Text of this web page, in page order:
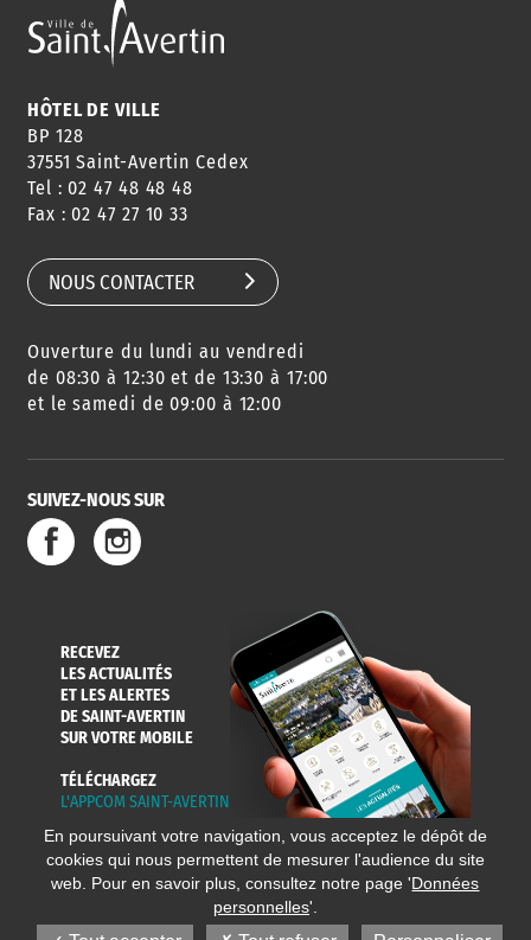
HÔTEL DE VILLE
BP 128
37551 Saint-Avertin Cedex
Tel : 02 47 48 48 48
Fax : 02 47 27 10 33
NOUS CONTACTER
Ouverture du lundi au vendredi
de 08:30 à 12:30 et de 13:30 à 17:00
et le samedi de 09:00 à 12:00
SUIVEZ-NOUS SUR
RECEVEZ
LES ACTUALITÉS
ET LES ALERTES
DE SAINT-AVERTIN
SUR VOTRE MOBILE
TÉLÉCHARGEZ
L'APPCOM SAINT-AVERTIN
En poursuivant votre navigation, vous acceptez le dépôt de
cookies qui nous permettent de mesurer l'audience du site
web. Pour en savoir plus, consultez notre page 'Données
personnelles'.